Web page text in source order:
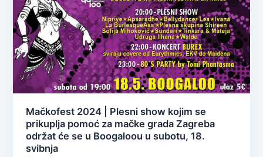
Mačkofest 2024 | Plesni show kojim se
prikuplja pomoć za mačke grada Zagreba
održat će se u Boogaloou u subotu, 18.
svibnja